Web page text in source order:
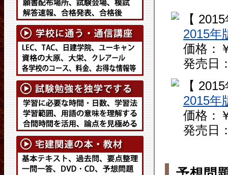
【
2015年
価格：
発売日
【
2015年
価格：
発売日